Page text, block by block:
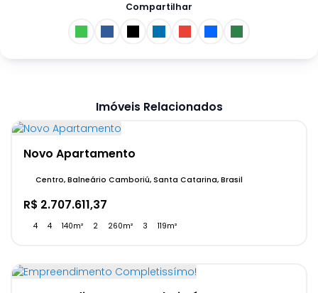
Compartilhar
Imóveis Relacionados
Novo Apartamento
R$ 2.707.611,37
Centro, Balneário Camboriú, Santa Catarina, Brasil
4 4 140m² 2 260m² 3 119m²